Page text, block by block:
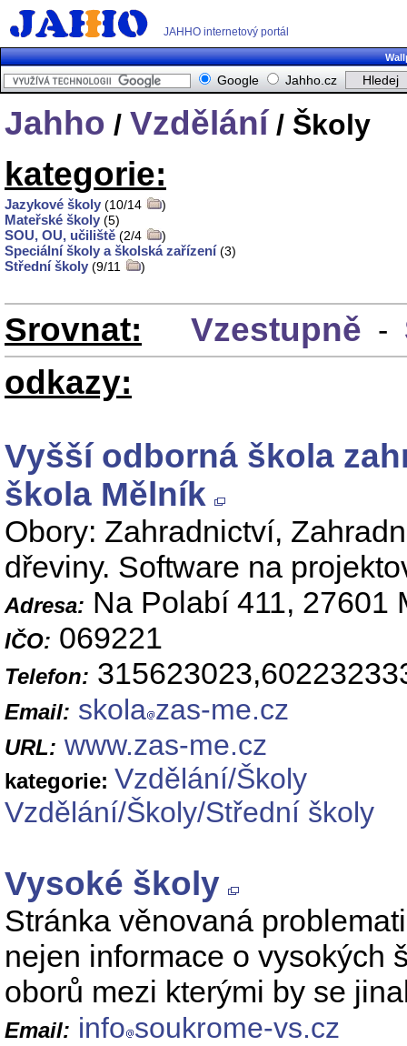
JAHHO internetový portál
Google Jahho.cz
Jahho / Vzdělání / Školy
kategorie:
Jazykové školy (10/14 )
Mateřské školy (5)
SOU, OU, učiliště (2/4 )
Speciální školy a školská zařízení (3)
Střední školy (9/11 )
Srovnat: Vzestupně -
odkazy:
Vyšší odborná škola
škola Mělník
Obory: Zahradnictví,
dřeviny. Software na
Adresa: Na Polabí 411, 27601
IČO: 069221
Telefon:
Email: skola zas-me.cz
URL: www.zas-me.cz
kategorie: Vzdělání/Školy
Vzdělání/Školy/Střední školy
Vysoké školy
Stránka věnovaná
nejen informace o vysokých
oborů mezi kterými by se
Email: info soukrome-vs.cz